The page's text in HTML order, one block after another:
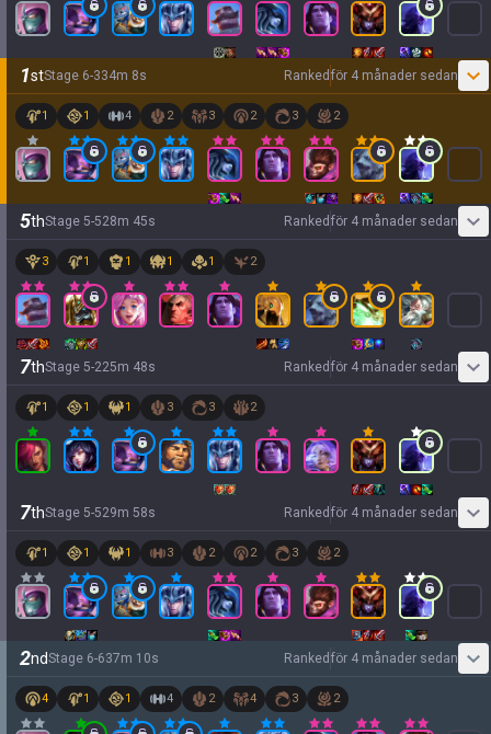
1stStage 6-334m 8s Ranked för 4 månader sedan
1 1 4 2 3 2 3 2
5thStage 5-528m 45s Ranked för 4 månader sedan
3 1 1 1 1 2
7thStage 5-225m 48s Ranked för 4 månader sedan
1 1 1 3 3 2
7thStage 5-529m 58s Ranked för 4 månader sedan
1 1 1 3 2 2 3 2
2ndStage 6-637m 10s Ranked för 4 månader sedan
4 1 1 4 2 4 3 2